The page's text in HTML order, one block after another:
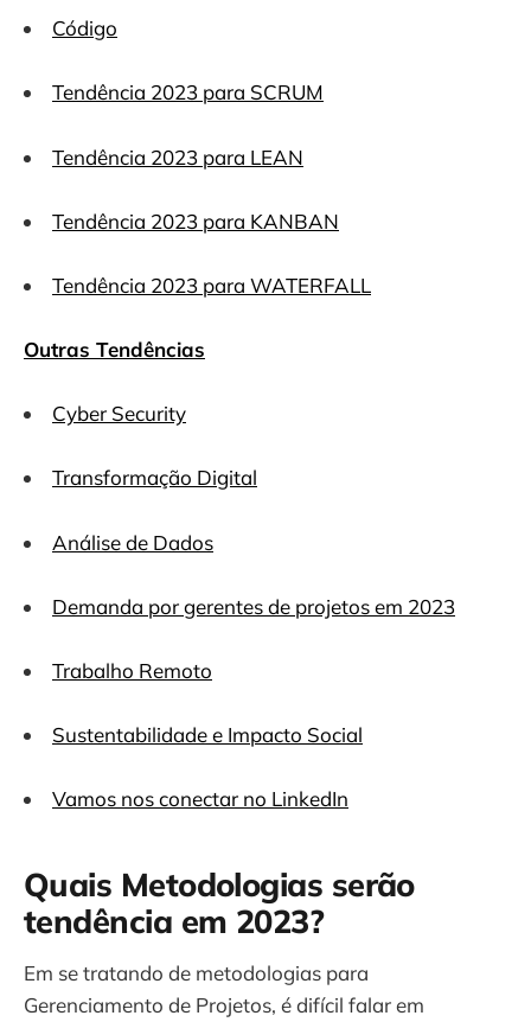
Código
Tendência 2023 para SCRUM
Tendência 2023 para LEAN
Tendência 2023 para KANBAN
Tendência 2023 para WATERFALL
Outras Tendências
Cyber Security
Transformação Digital
Análise de Dados
Demanda por gerentes de projetos em 2023
Trabalho Remoto
Sustentabilidade e Impacto Social
Vamos nos conectar no LinkedIn
Quais Metodologias serão
tendência em 2023?
Em se tratando de metodologias para
Gerenciamento de Projetos, é difícil falar em